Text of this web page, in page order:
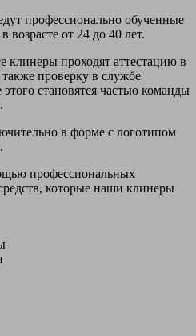
профессионально обученные
от 24 до 40 лет.
клинеры проходят аттестацию в
проверку в службе
становятся частью команды
в форме с логотипом
профессиональных
которые наши клинеры